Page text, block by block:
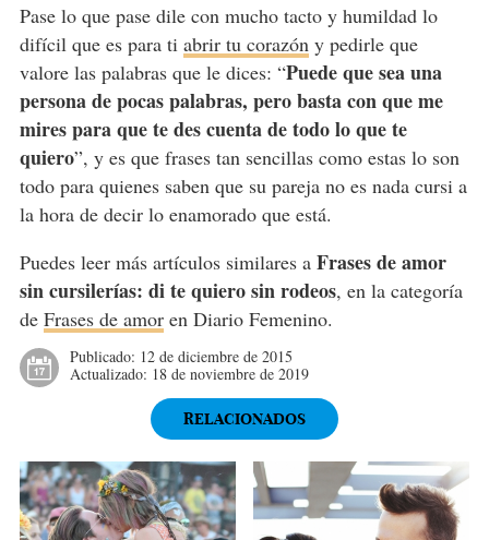
Pase lo que pase dile con mucho tacto y humildad lo
difícil que es para ti abrir tu corazón y pedirle que
valore las palabras que le dices: “Puede que sea una
persona de pocas palabras, pero basta con que me
mires para que te des cuenta de todo lo que te
quiero”, y es que frases tan sencillas como estas lo son
todo para quienes saben que su pareja no es nada cursi a
la hora de decir lo enamorado que está.
Puedes leer más artículos similares a Frases de amor
sin cursilerías: di te quiero sin rodeos, en la categoría
de Frases de amoren Diario Femenino.
Publicado: 12 de diciembre de 2015
Actualizado: 18 de noviembre de 2019
RELACIONADOS